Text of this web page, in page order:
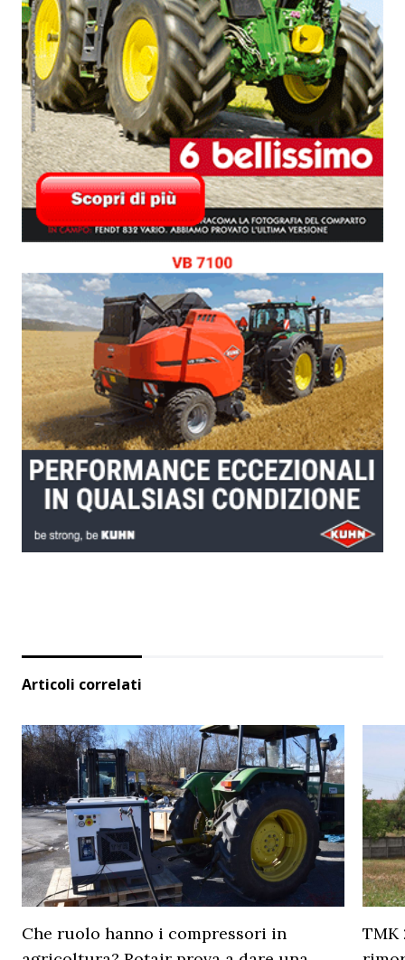
Articoli correlati
Che ruolo hanno i compressori in
TMK